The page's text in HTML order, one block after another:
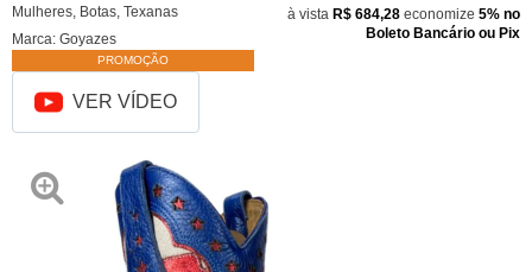
Mulheres Botas Texanas
Marca: Goyazes
PROMOÇÃO
à vista R$ 684,28 economize 5% no
Boleto Bancário ou Pix
VER VÍDEO